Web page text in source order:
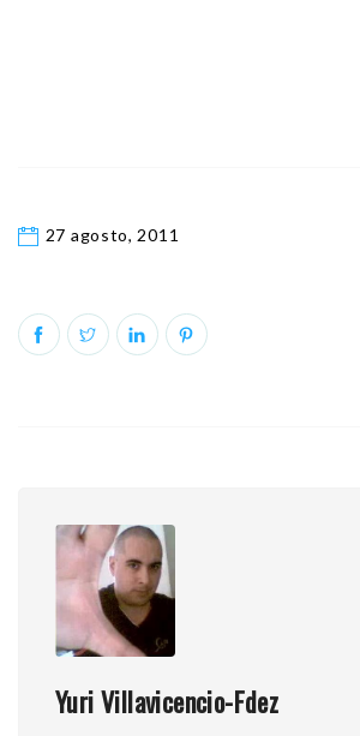
27 agosto, 2011
Yuri Villavicencio-Fdez